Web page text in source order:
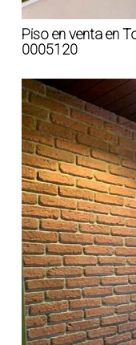
Piso en venta en
0005120